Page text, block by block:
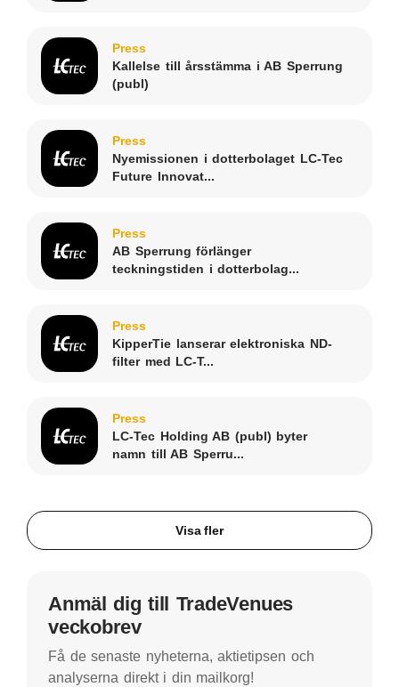
Press
Kallelse till årsstämma i AB Sperrung
(publ)
Press
Nyemissionen i dotterbolaget LC-Tec
Future Innovat...
Press
AB Sperrung förlänger
teckningstiden i dotterbolag...
Press
KipperTie lanserar elektroniska ND-
filter med LC-T...
Press
LC-Tec Holding AB (publ) byter
namn till AB Sperru...
Visa fler
Anmäl dig till TradeVenues
veckobrev
Få de senaste nyheterna, aktietipsen och
analyserna direkt i din mailkorg!